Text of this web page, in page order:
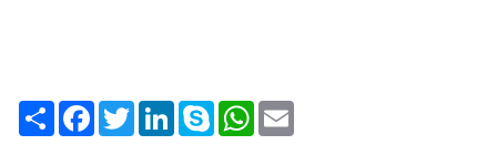
Share
FacebookTwitterLinkedInSkype
WhatsAppEmail